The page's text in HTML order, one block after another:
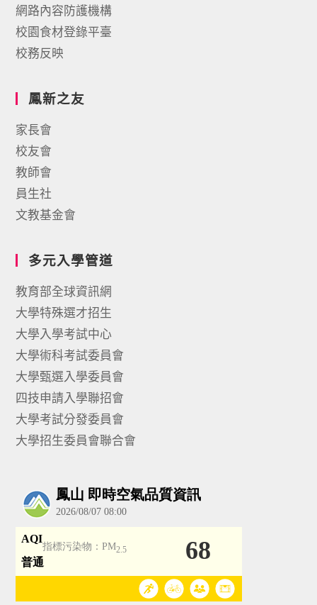
網路內容防護機構
校園食材登錄平臺
校務反映
鳳新之友
家長會
校友會
教師會
員生社
文教基金會
多元入學管道
教育部全球資訊網
大學特殊選才招生
大學入學考試中心
大學術科考試委員會
大學甄選入學委員會
四技申請入學聯招會
大學考試分發委員會
大學招生委員會聯合會